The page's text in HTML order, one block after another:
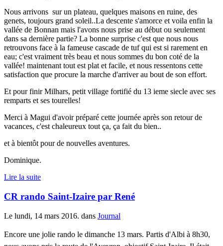
Nous arrivons sur un plateau, quelques maisons en ruine, des
genets, toujours grand soleil..La descente s'amorce et voila enfin la
vallée de Bonnan mais l'avons nous prise au début ou seulement
dans sa dernière partie? La bonne surprise c'est que nous nous
retrouvons face à la fameuse cascade de tuf qui est si rarement en
eau; c'est vraiment très beau et nous sommes du bon coté de la
vallée! maintenant tout est plat et facile, et nous ressentons cette
satisfaction que procure la marche d'arriver au bout de son effort.
Et pour finir Milhars, petit village fortifié du 13 ieme siecle avec ses
remparts et ses tourelles!
Merci à Magui d'avoir préparé cette journée après son retour de
vacances, c'est chaleureux tout ça, ça fait du bien..
et à bientôt pour de nouvelles aventures.
Dominique.
Lire la suite
CR rando Saint-Izaire par René
Le lundi, 14 mars 2016. dans Journal
Encore une jolie rando le dimanche 13 mars. Partis d'Albi à 8h30,